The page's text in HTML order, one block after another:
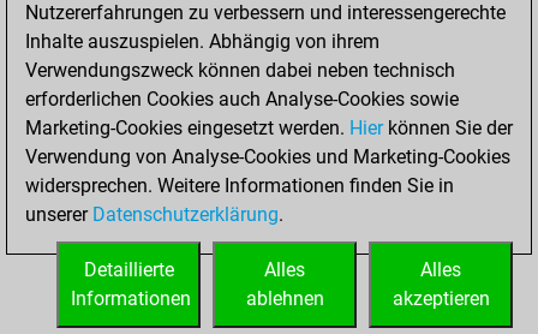
Bauer setzt Matt
0
Erstickte Matts
Unterverwandlungen
Türme auf der siebten
0
STARTSEITE
Nutzererfahrungen zu verbessern und interessengerechte
Inhalte auszuspielen. Abhängig von ihrem
Verwendungszweck können dabei neben technisch
erforderlichen Cookies auch Analyse-Cookies sowie
Marketing-Cookies eingesetzt werden. Hierkönnen Sie der
Verwendung von Analyse-Cookies und Marketing-Cookies
widersprechen. Weitere Informationen finden Sie in
unserer Datenschutzerklärung.
Alles
akzeptieren
Alles
ablehnen
Detaillierte
Informationen